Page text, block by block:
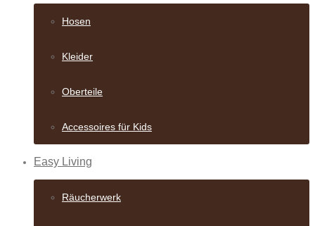
Hosen
Kleider
Oberteile
Accessoires für Kids
Easy Living
Räucherwerk